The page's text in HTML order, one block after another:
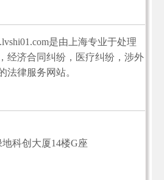
是由上海专业于处理
经济合同纠纷，医疗纠纷，涉外
法律服务网站。
地科创大厦14楼G座